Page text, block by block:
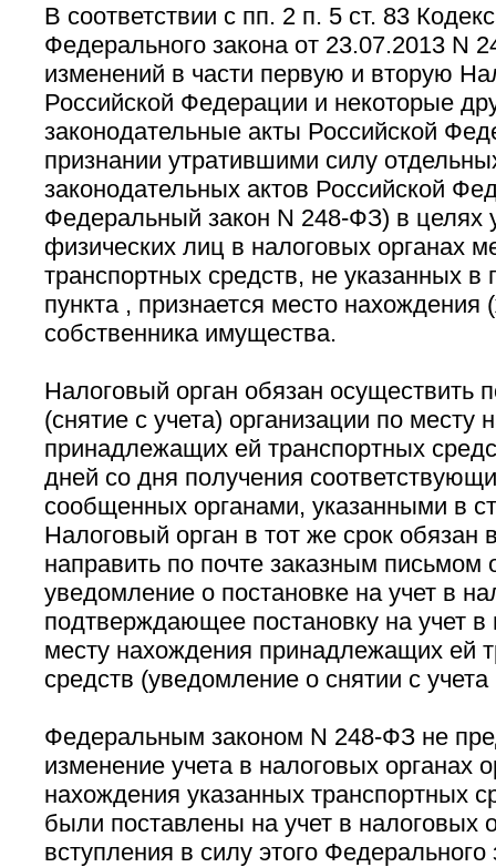
В соответствии с пп. 2 п. 5 ст. 83
Федерального закона от 23.07.2013 N
изменений в части первую и вторую
Российской Федерации и некоторые
законодательные акты Российской
признании утратившими силу
законодательных актов Российской
Федеральный закон N 248-ФЗ) в целях
физических лиц в налоговых органах
транспортных средств, не указанных в
пункта , признается место нахождения
собственника имущества.
Налоговый орган обязан осуществить
(снятие с учета) организации по месту
принадлежащих ей транспортных
дней со дня получения
сообщенных органами, указанными в
Налоговый орган в тот же срок обязан
направить по почте заказным письмом
уведомление о постановке на учет в
подтверждающее постановку на учет в
месту нахождения принадлежащих ей
средств (уведомление о снятии с
Федеральным законом N 248-ФЗ не
изменение учета в налоговых органах
нахождения указанных транспортных
были поставлены на учет в налоговых
вступления в силу этого Федерального